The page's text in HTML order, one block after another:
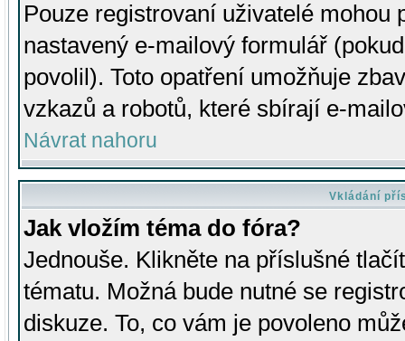
Pouze registrovaní uživatelé mohou
nastavený e-mailový formulář
povolil). Toto opatření umožňuje
vzkazů a robotů, které sbírají e-
Návrat nahoru
Vkládání
Jak vložím téma do fóra?
Jednouše. Klikněte na příslušné
tématu. Možná bude nutné se
diskuze. To, co vám je povoleno